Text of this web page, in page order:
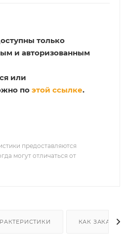
только
и авторизованным
или
по этой ссылке.
предоставляются
могут отличаться от
КАК ЗАКАЗАТЬ